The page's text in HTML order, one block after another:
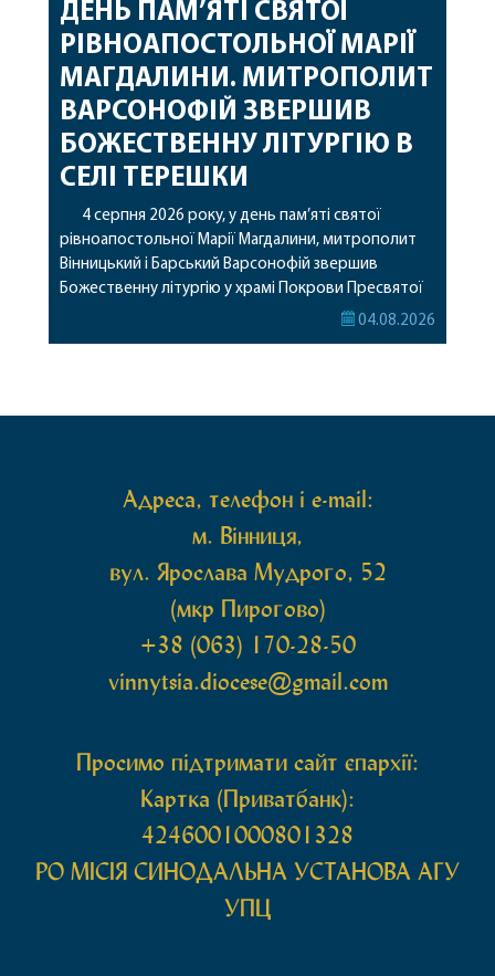
ДЕНЬ ПАМ’ЯТІ СВЯТОЇ
РІВНОАПОСТОЛЬНОЇ МАРІЇ
МАГДАЛИНИ. МИТРОПОЛИТ
ВАРСОНОФІЙ ЗВЕРШИВ
БОЖЕСТВЕННУ ЛІТУРГІЮ В
СЕЛІ ТЕРЕШКИ
4 серпня 2026 року, у день пам’яті святої
рівноапостольної Марії Магдалини, митрополит
Вінницький і Барський Варсонофій звершив
Божественну літургію у храмі Покрови Пресвятої
Богородиці села Терешки Барського благочиння.
04.08.2026
Адреса, телефон і e-mail:
м. Вінниця,
вул. Ярослава Мудрого, 52
(мкр Пирогово)
+38 (063) 170-28-50
vinnytsia.diocese@gmail.com
Просимо підтримати сайт єпархії:
Картка (Приватбанк):
4246001000801328
РО МIСIЯ СИНОДАЛЬНА УСТАНОВА АГУ
УПЦ